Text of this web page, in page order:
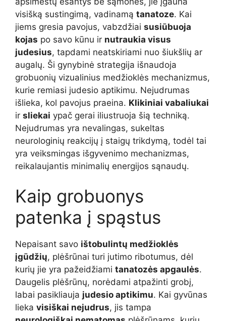
visišką sustingimą, vadinamą tanatoze. Kai
jiems gresia pavojus, vabzdžiai susiūbuoja
kojas po savo kūnu ir nutraukia visus
judesius, tapdami neatskiriami nuo šiukšlių ar
augalų. Ši gynybinė strategija išnaudoja
grobuonių vizualinius medžioklės mechanizmus,
kurie remiasi judesio aptikimu. Nejudrumas
išlieka, kol pavojus praeina. Klikiniai vabaliukai
ir sliekai ypač gerai iliustruoja šią techniką.
Nejudrumas yra nevalingas, sukeltas
neurologinių reakcijų į staigų trikdymą, todėl tai
yra veiksmingas išgyvenimo mechanizmas,
reikalaujantis minimalių energijos sąnaudų.
Kaip grobuonys
patenka į spąstus
Nepaisant savo ištobulintų medžioklės
įgūdžių, plėšrūnai turi jutimo ribotumus, dėl
kurių jie yra pažeidžiami tanatozės apgaulės.
Daugelis plėšrūnų, norėdami atpažinti grobį,
labai pasikliauja judesio aptikimu. Kai gyvūnas
lieka visiškai nejudrus, jis tampa